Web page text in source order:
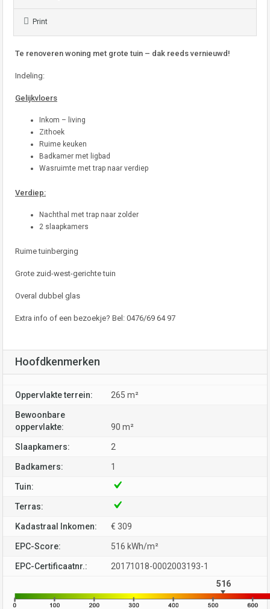
Print
Te renoveren woning met grote tuin – dak reeds vernieuwd!
Indeling:
Gelijkvloers
Inkom – living
Zithoek
Ruime keuken
Badkamer met ligbad
Wasruimte met trap naar verdiep
Verdiep:
Nachthal met trap naar zolder
2 slaapkamers
Ruime tuinberging
Grote zuid-west-gerichte tuin
Overal dubbel glas
Extra info of een bezoekje? Bel: 0476/69 64 97
Hoofdkenmerken
Oppervlakte terrein: 265 m²
Bewoonbare
oppervlakte:
90 m²
Slaapkamers: 2
Badkamers: 1
Tuin:
Terras:
Kadastraal Inkomen: € 309
EPC-Score: 516 kWh/m²
EPC-Certificaatnr.:
20171018-0002003193-1
516